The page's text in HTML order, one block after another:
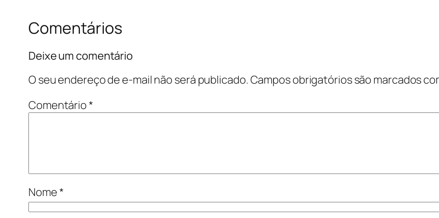
Comentários
Deixe um comentário
O seu endereço de e-mail não será publicado.Campos obrigatórios são marcados
Comentário*
Nome*